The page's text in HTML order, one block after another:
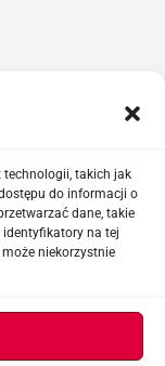
technologii, takich jak
do informacji o
dane, takie
na tej
niekorzystnie